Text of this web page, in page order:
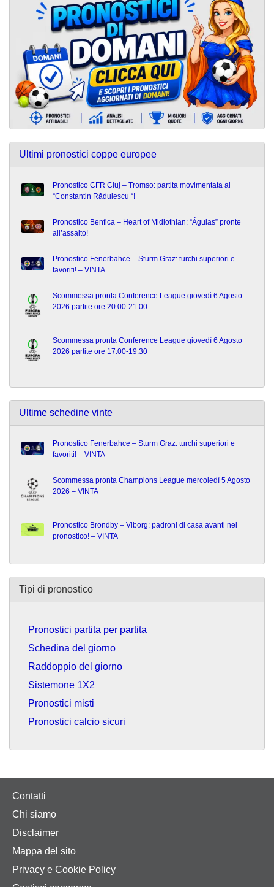
Ultimi pronostici coppe europee
Pronostico CFR Cluj – Tromso: partita movimentata al
“Constantin Rădulescu “!
Pronostico Benfica – Heart of Midlothian: “Águias” pronte
all’assalto!
Pronostico Fenerbahce – Sturm Graz: turchi superiori e
favoriti! – VINTA
Scommessa pronta Conference League giovedì 6 Agosto
2026 partite ore 20:00-21:00
Scommessa pronta Conference League giovedì 6 Agosto
2026 partite ore 17:00-19:30
Ultime schedine vinte
Pronostico Fenerbahce – Sturm Graz: turchi superiori e
favoriti! – VINTA
Scommessa pronta Champions League mercoledì 5 Agosto
2026 – VINTA
Pronostico Brondby – Viborg: padroni di casa avanti nel
pronostico! – VINTA
Tipi di pronostico
Pronostici partita per partita
Schedina del giorno
Raddoppio del giorno
Sistemone 1X2
Pronostici misti
Pronostici calcio sicuri
Contatti
Chi siamo
Disclaimer
Mappa del sito
Privacy e Cookie Policy